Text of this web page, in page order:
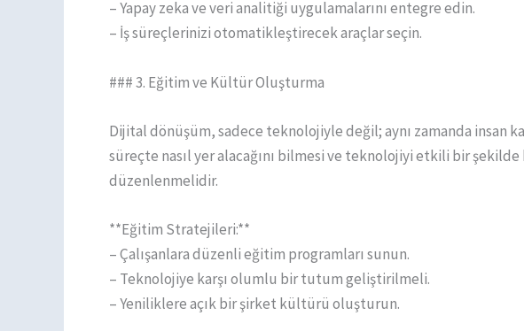
– Yapay zeka ve veri analitiği uygulamalarını entegre edin.
– İş süreçlerinizi otomatikleştirecek araçlar seçin.
### 3. Eğitim ve Kültür Oluşturma
Dijital dönüşüm, sadece teknolojiyle değil; aynı zamanda insan
süreçte nasıl yer alacağını bilmesi ve teknolojiyi etkili bir
düzenlenmelidir.
**Eğitim Stratejileri:**
– Çalışanlara düzenli eğitim programları sunun.
– Teknolojiye karşı olumlu bir tutum geliştirilmeli.
– Yeniliklere açık bir şirket kültürü oluşturun.